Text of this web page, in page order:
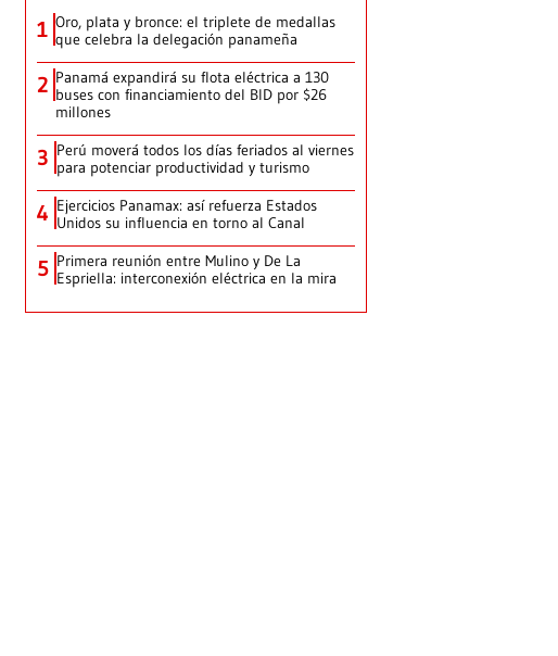
1 Oro, plata y bronce: el triplete de medallas
que celebra la delegación panameña
2 Panamá expandirá su flota eléctrica a 130
buses con financiamiento del BID por $26
millones
3 Perú moverá todos los días feriados al viernes
para potenciar productividad y turismo
4 Ejercicios Panamax: así refuerza Estados
Unidos su influencia en torno al Canal
5 Primera reunión entre Mulino y De La
Espriella: interconexión eléctrica en la mira